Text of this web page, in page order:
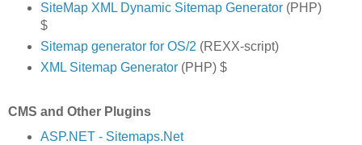
SiteMap XML Dynamic Sitemap Generator(PHP)
$
Sitemap generator for OS/2 (REXX-script)
XML Sitemap Generator(PHP) $
CMS and Other Plugins
ASP.NET - Sitemaps.Net